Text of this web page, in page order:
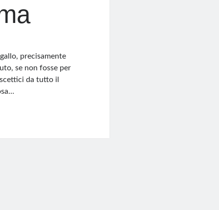
precisamente
se non fosse per
da tutto il